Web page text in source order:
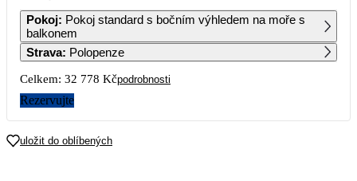
5 6 7 8 9 10 11
19 149
12
17 359
13 14
19
18 519
20
20 369
21 22 23 24 25
Pokoj: Pokoj standard s bočním výhledem na moře s
balkonem
Strava: Polopenze
Celkem: 32 778 Kčpodrobnosti
Rezervujte
uložit do oblíbených